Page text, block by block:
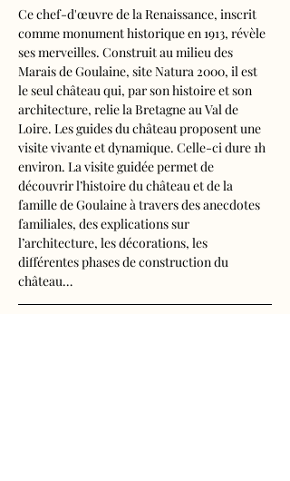
Ce chef-d'œuvre de la Renaissance, inscrit
comme monument historique en 1913, révèle
ses merveilles. Construit au milieu des
Marais de Goulaine, site Natura 2000, il est
le seul château qui, par son histoire et son
architecture, relie la Bretagne au Val de
Loire. Les guides du château proposent une
visite vivante et dynamique. Celle-ci dure 1h
environ. La visite guidée permet de
découvrir l’histoire du château et de la
famille de Goulaine à travers des anecdotes
familiales, des explications sur
l’architecture, les décorations, les
différentes phases de construction du
château…